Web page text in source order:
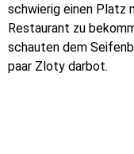
schwierig einen Platz
Restaurant zu
schauten dem
paar Zloty darbot.